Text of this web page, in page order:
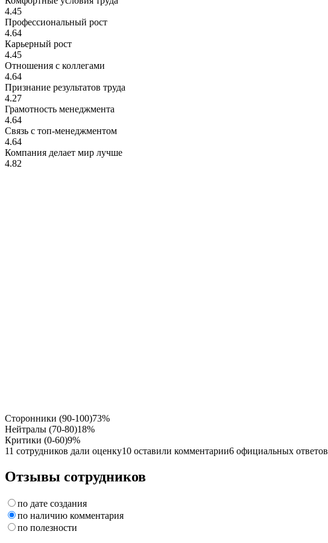
4.45
Профессиональный рост
4.64
Карьерный рост
4.45
Отношения с коллегами
4.64
Признание результатов труда
4.27
Грамотность менеджмента
4.64
Связь с топ-менеджментом
4.64
Компания делает мир лучше
4.82
Сторонники (90-100)73%
Нейтралы (70-80)18%
Критики (0-60)9%
11 сотрудников дали оценку10 оставили комментарии6 официальных ответов
Отзывы сотрудников
по дате создания
по наличию комментария
по полезности